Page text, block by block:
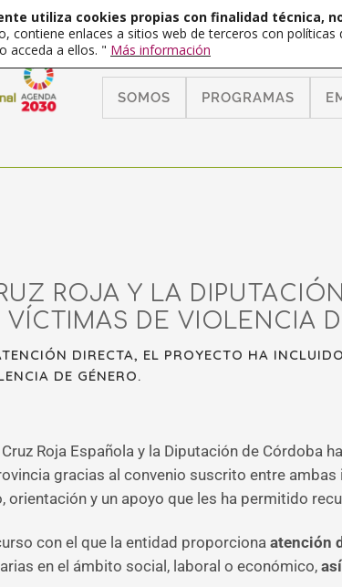
SOMOS PROGRAMAS
ROJA Y LA
VÍCTIMAS DE VIOLENCIA
DIRECTA, EL PROYECTO HA
DE GÉNERO.
Cruz Roja Española y la Diputación de Córdoba
gracias al convenio suscrito entre
orientación y un apoyo que les ha permitido
con el que la entidad proporciona atención
en el ámbito social, laboral o económico,
utiliza cookies propias con finalidad técnica,
contiene enlaces a sitios web de terceros con
acceda a ellos. " Más información